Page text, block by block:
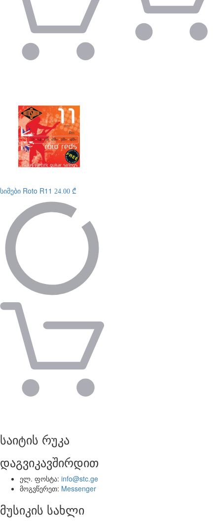
სიმები Roto R11 24.00 ₾
საიტის რუკა
დაგვიკავშირდით
ელ. ფოსტა: info@stc.ge
მოგვწერეთ: Messenger
მუსიკის სახლი